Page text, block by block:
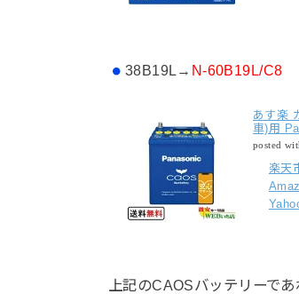
38B19L→ N-60B19L/C8
あす楽
車)用
posted
楽天
上記のCAOSバッテリーで